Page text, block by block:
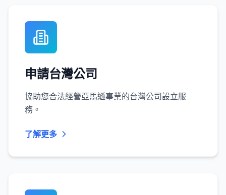
申請台灣公司
協助您合法經營亞馬遜事業的台灣公司設立服
務。
了解更多